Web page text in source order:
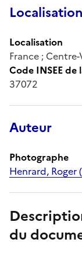
Localisation
Localisation
France ;
Code INSEE de
37072
Auteur
Photographe
Henrard, Roger
du